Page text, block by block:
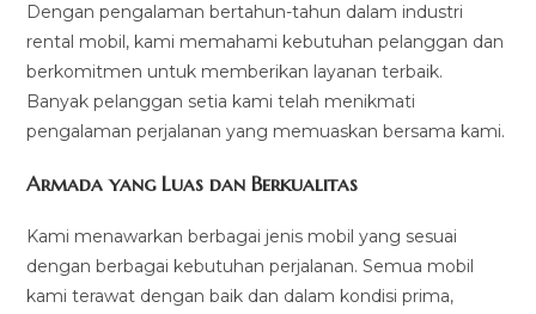
Dengan pengalaman bertahun-tahun dalam industri
rental mobil, kami memahami kebutuhan pelanggan dan
berkomitmen untuk memberikan layanan terbaik.
Banyak pelanggan setia kami telah menikmati
pengalaman perjalanan yang memuaskan bersama kami.
Armada yang Luas dan Berkualitas
Kami menawarkan berbagai jenis mobil yang sesuai
dengan berbagai kebutuhan perjalanan. Semua mobil
kami terawat dengan baik dan dalam kondisi prima,